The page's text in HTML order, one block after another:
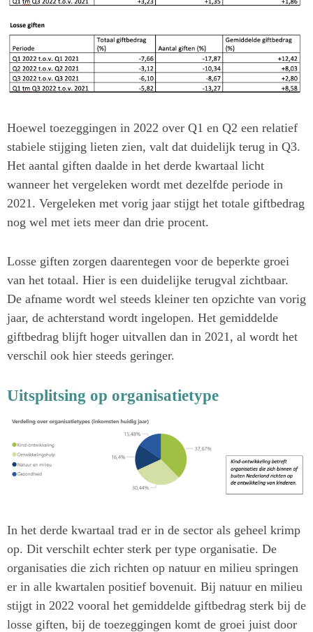
Hoewel toezeggingen in 2022 over Q1 en Q2 een relatief
stabiele stijging lieten zien, valt dat duidelijk terug in Q3.
Het aantal giften daalde in het derde kwartaal licht
wanneer het vergeleken wordt met dezelfde periode in
2021. Vergeleken met vorig jaar stijgt het totale giftbedrag
nog wel met iets meer dan drie procent.
Losse giften zorgen daarentegen voor de beperkte groei
van het totaal. Hier is een duidelijke terugval zichtbaar.
De afname wordt wel steeds kleiner ten opzichte van vorig
jaar, de achterstand wordt ingelopen. Het gemiddelde
giftbedrag blijft hoger uitvallen dan in 2021, al wordt het
verschil ook hier steeds geringer.
Uitsplitsing op organisatietype
In het derde kwartaal trad er in de sector als geheel krimp
op. Dit verschilt echter sterk per type organisatie. De
organisaties die zich richten op natuur en milieu springen
er in alle kwartalen positief bovenuit. Bij natuur en milieu
stijgt in 2022 vooral het gemiddelde giftbedrag sterk bij de
losse giften, bij de toezeggingen komt de groei juist door